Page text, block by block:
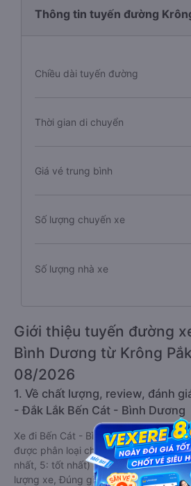
Thông tin tuyến đường
Chiều dài tuyến đường
Thời gian di chuyển
Giá vé trung bình
Số lượng chuyến xe
Số lượng nhà xe
Giới thiệu tuyến đường
Bình Dương từ Krông
08/2026
1. Về chất lượng, review, đánh
- Đắk Lắk Bến Cát - Bình Dương
Xe đi Bến Cát - Bình Dương từ Krông
được phân loại chất lượng dựa trên
nhất, 5: tốt nhất) của khách hàng với
lượng xe, Đúng giờ, Chất lượng phục